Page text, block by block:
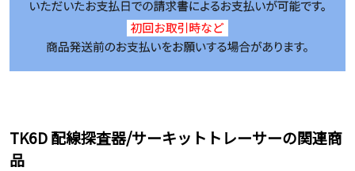
TK6D 配線探査器/サーキットトレーサーの関連商
品